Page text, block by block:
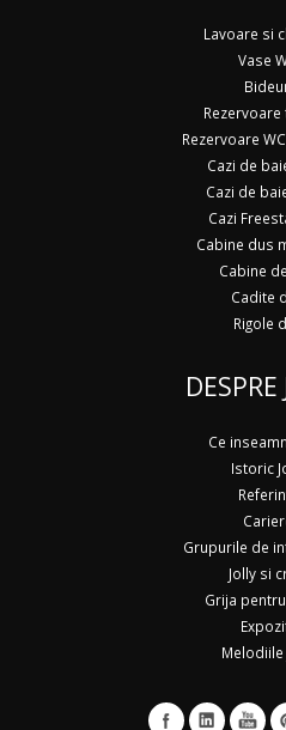
Lavoare si
Vase
Rezervoare
Cazi de
Cazi de
Cazi
Cabine dus
Cabine
Cadite
Rigole
DESPRE
Ce
Istoric
Grupurile de
Jolly si
Grija
Melodiile